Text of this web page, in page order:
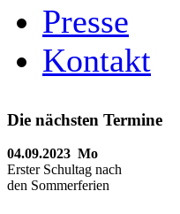
Presse
Kontakt
Die nächsten Termine
04.09.2023 Mo
Erster Schultag nach
den Sommerferien